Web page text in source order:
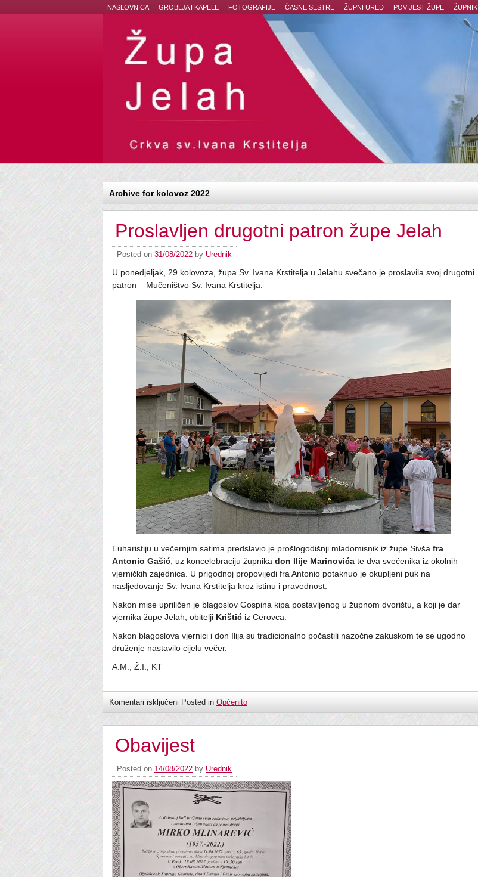
NASLOVNICA GROBLJA I KAPELE FOTOGRAFIJE ČASNE SESTRE ŽUPNI URED POVIJEST ŽUPE ŽUPNIK
Archive for kolovoz 2022
Proslavljen drugotni patron župe Jelah
Posted on 31/08/2022 by Urednik
U ponedjeljak, 29.kolovoza, župa Sv. Ivana Krstitelja u Jelahu svečano je proslavila svoj drugotni
patron – Mučeništvo Sv. Ivana Krstitelja.
Euharistiju u večernjim satima predslavio je prošlogodišnji mladomisnik iz župe Sivša fra
Antonio Gašić , uz koncelebraciju župnika don Ilije Marinovića te dva svećenika iz okolnih
vjerničkih zajednica. U prigodnoj propovijedi fra Antonio potaknuo je okupljeni puk na
nasljedovanje Sv. Ivana Krstitelja kroz istinu i pravednost.
Nakon mise upriličen je blagoslov Gospina kipa postavljenog u župnom dvorištu, a koji je dar
vjernika župe Jelah, obitelji Krištić iz Cerovca.
Nakon blagoslova vjernici i don Ilija su tradicionalno počastili nazočne zakuskom te se ugodno
druženje nastavilo cijelu večer.
A.M., Ž.I., KT
Komentari isključeni Posted in Općenito
Obavijest
Posted on 14/08/2022 by Urednik